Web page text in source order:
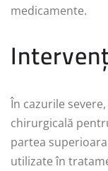
medicamente.
În cazurile
chirurgicală
partea
utilizate în